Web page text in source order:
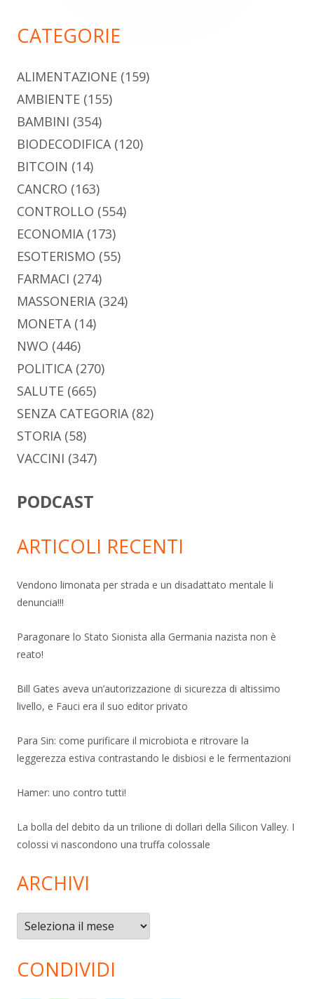
CATEGORIE
ALIMENTAZIONE (159)
AMBIENTE (155)
BAMBINI (354)
BIODECODIFICA(120)
BITCOIN (14)
CANCRO (163)
CONTROLLO (554)
ECONOMIA(173)
ESOTERISMO (55)
FARMACI (274)
MASSONERIA(324)
MONETA(14)
NWO (446)
POLITICA(270)
SALUTE (665)
SENZA CATEGORIA(82)
STORIA(58)
VACCINI (347)
PODCAST
ARTICOLI RECENTI
Vendono limonata per strada e un disadattato mentale li
denuncia!!!
Paragonare lo Stato Sionista alla Germania nazista non è
reato!
Bill Gates aveva un’autorizzazione di sicurezza di altissimo
livello, e Fauci era il suo editor privato
Para Sin: come purificare il microbiota e ritrovare la
leggerezza estiva contrastando le disbiosi e le fermentazioni
Hamer: uno contro tutti!
La bolla del debito da un trilione di dollari della Silicon Valley. I
colossi vi nascondono una truffa colossale
ARCHIVI
Archivi
CONDIVIDI